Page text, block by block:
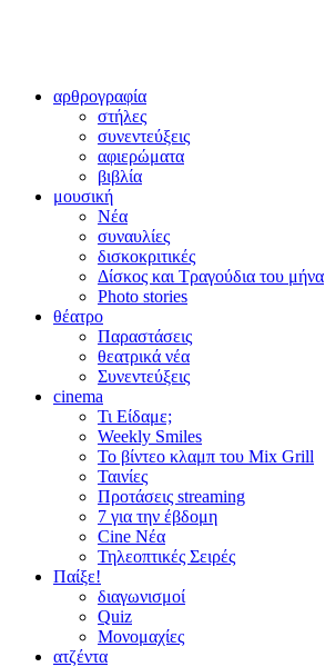
αρθρογραφία
στήλες
συνεντεύξεις
αφιερώματα
βιβλία
μουσική
Νέα
συναυλίες
δισκοκριτικές
Δίσκος και Τραγούδια του μήνα
Photo stories
θέατρο
Παραστάσεις
θεατρικά νέα
Συνεντεύξεις
cinema
Τι Είδαμε;
Weekly Smiles
Το βίντεο κλαμπ του Mix Grill
Ταινίες
Προτάσεις streaming
7 για την έβδομη
Cine Νέα
Τηλεοπτικές Σειρές
Παίξε!
διαγωνισμοί
Quiz
Μονομαχίες
ατζέντα